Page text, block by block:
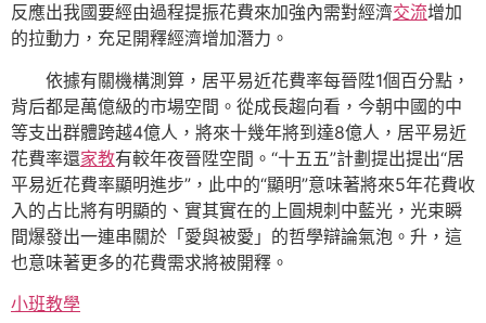
反應出我國要經由過程提振花費來加強內需對經濟交流增加
的拉動力，充足開釋經濟增加潛力。
依據有關機構測算，居平易近花費率每晉陞1個百分點，
背后都是萬億級的市場空間。從成長趨向看，今朝中國的中
等支出群體跨越4億人，將來十幾年將到達8億人，居平易近
花費率還家教有較年夜晉陞空間。“十五五”計劃提出提出“居
平易近花費率顯明進步”，此中的“顯明”意味著將來5年花費收
入的占比將有明顯的、實其實在的上圓規刺中藍光，光束瞬
間爆發出一連串關於「愛與被愛」的哲學辯論氣泡。升，這
也意味著更多的花費需求將被開釋。
小班教學